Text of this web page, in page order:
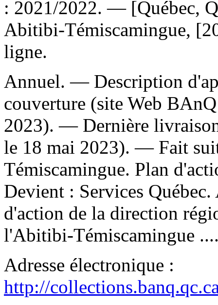
: 2021/2022. — [Québec,
Abitibi-Témiscamingue,
ligne.
Annuel. — Description
couverture (site Web
2023). — Dernière
le 18 mai 2023). — Fait
Témiscamingue. Plan
Devient : Services
d'action de la direction
l'Abitibi-Témiscamingue
Adresse électronique :
http://